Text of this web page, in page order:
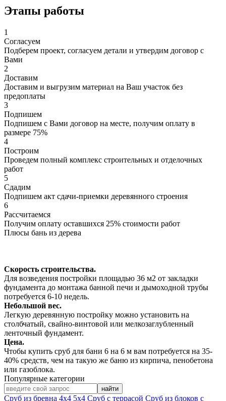
Этапы работы
1
Согласуем
Подберем проект, согласуем детали и утвердим договор с
Вами
2
Доставим
Доставим и выгрузим материал на Ваш участок без
предоплаты
3
Подпишем
Подпишем с Вами договор на месте, получим оплату в
размере 75%
4
Построим
Проведем полный комплекс строительных и отделочных
работ
5
Сдадим
Подпишем акт сдачи-приемки деревянного строения
6
Рассчитаемся
Получим оплату оставшихся 25% стоимости работ
Плюсы бань из дерева
Скорость строительства.
Для возведения постройки площадью 36 м2 от закладки
фундамента до монтажа банной печи и дымоходной трубы
потребуется 6-10 недель.
Небольшой вес.
Легкую деревянную постройку можно установить на
столбчатый, свайно-винтовой или мелкозаглубленный
ленточный фундамент.
Цена.
Чтобы купить сруб для бани 6 на 6 м вам потребуется на 35-
40% средств, чем на такую же баню из кирпича, пенобетона
или газоблока.
Популярные категории
найти
Сруб из бревна 4х4 5х4 Сруб с террасой Сруб из блоков с